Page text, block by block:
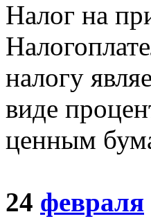
Налог на
налогу
виде
ценным
24 февраля